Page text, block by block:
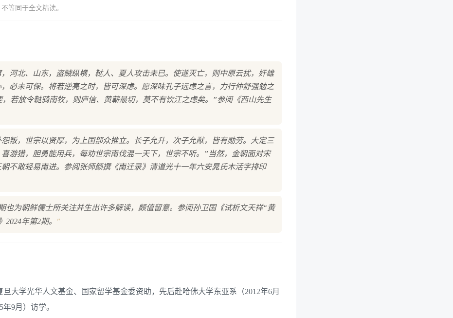
等同于全文精读。
河北、山东，盗贼纵横，鞑人、夏人攻击未已。使遂灭亡，则中原云扰，奸雄
必未可保。将若逆亮之时，皆可深虑。愿深味孔子远虑之言，力行仲舒强勉之
若放令鞑骑南牧，则庐信、黄蕲最切，莫不有饮江之虑矣。”参阅《西山先生
叛，世宗以贤厚，为上国部众推立。长子允升，次子允猷，皆有勋劳。大定三
游猎，胆勇能用兵，每劝世宗南伐混一天下，世宗不听。”当然，金朝面对宋
不敢轻易南进。参阅张师颜撰《南迁录》清道光十一年六安晁氏木活字排印
也为朝鲜儒士所关注并生出许多解读，颇值留意。参阅孙卫国《试析文天祥“黄
年第2期。
"
大学光华人文基金、国家留学基金委资助，先后赴哈佛大学东亚系（2012年6月
9月）访学。